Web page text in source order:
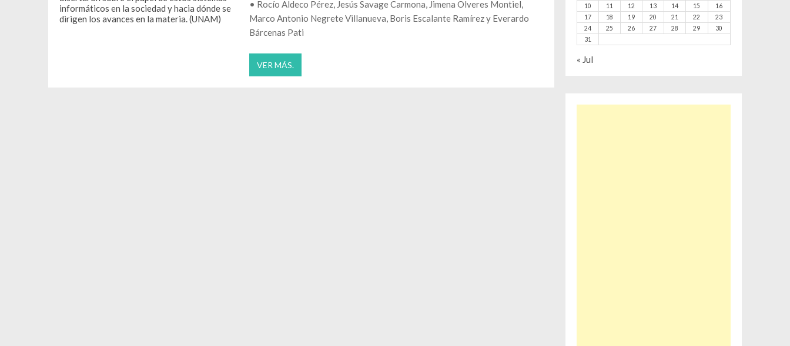
• Rocío Aldeco Pérez, Jesús Savage Carmona, Jimena Olveres Montiel,
Marco Antonio Negrete Villanueva, Boris Escalante Ramírez y Everardo
Bárcenas Pati
VER MÁS.
10
11 12 13 14 15
16
17
18 19 20 21 22
23
24
25 26 27 28 29
30
31
« Jul